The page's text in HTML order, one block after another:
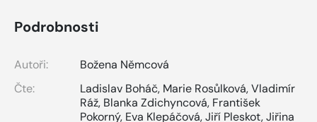
Podrobnosti
Autoři:
Božena Němcová
Čte:
Ladislav Boháč, Marie Rosůlková,Vladimír
Ráž, Blanka Zdichyncová, František
Pokorný, Eva Klepáčová,Jiří Pleskot,Jiřina